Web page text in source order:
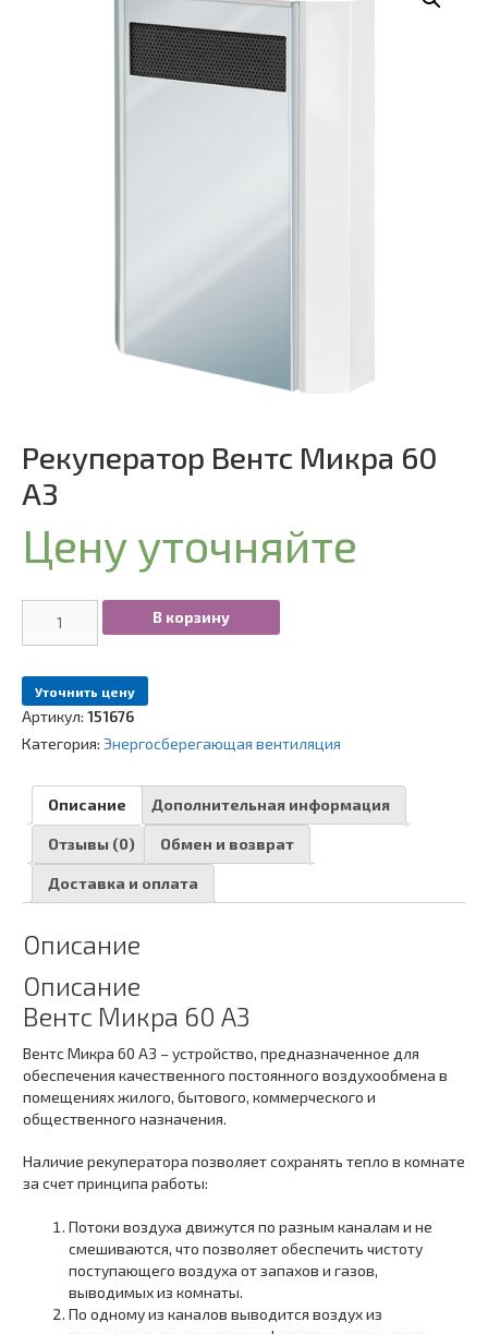
Рекуператор Вентс Микра 60
А3
Цену уточняйте
Рекуператор
Микра
60
А3
В корзину
Уточнить цену
Артикул: 151676
Категория: Энергосберегающая вентиляция
Описание Дополнительная информация
Отзывы (0) Обмен и возврат
Доставка и оплата
Описание
Описание
Вентс Микра 60 А3
Вентс Микра 60 А3 – устройство, предназначенное для
обеспечения качественного постоянного воздухообмена в
помещениях жилого, бытового, коммерческого и
общественного назначения.
Наличие рекуператора позволяет сохранять тепло в комнате
за счет принципа работы:
Потоки воздуха движутся по разным каналам и не
смешиваются, что позволяет обеспечить чистоту
поступающего воздуха от запахов и газов,
выводимых из комнаты.
По одному из каналов выводится воздух из